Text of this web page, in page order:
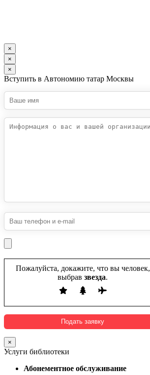
×
×
×
Вступить в Автономию татар Москвы
Пожалуйста, докажите, что вы человек,
выбрав звезда.
×
Услуги библиотеки
Абонементное обслуживание